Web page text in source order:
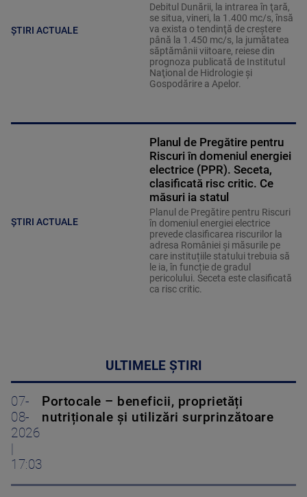
ȘTIRI ACTUALE
Debitul Dunării, la intrarea în ţară,
se situa, vineri, la 1.400 mc/s, însă
va exista o tendinţă de creştere
până la 1.450 mc/s, la jumătatea
săptămânii viitoare, reiese din
prognoza publicată de Institutul
Naţional de Hidrologie şi
Gospodărire a Apelor.
ȘTIRI ACTUALE
Planul de Pregătire pentru
Riscuri în domeniul energiei
electrice (PPR). Seceta,
clasificată risc critic. Ce
măsuri ia statul
Planul de Pregătire pentru Riscuri
în domeniul energiei electrice
prevede clasificarea riscurilor la
adresa României și măsurile pe
care instituțiile statului trebuia să
le ia, în funcție de gradul
pericolului. Seceta este clasificată
ca risc critic.
ULTIMELE ȘTIRI
07-
08-
2026
17:03
Portocale – beneficii, proprietăți
nutriționale și utilizări surprinzătoare